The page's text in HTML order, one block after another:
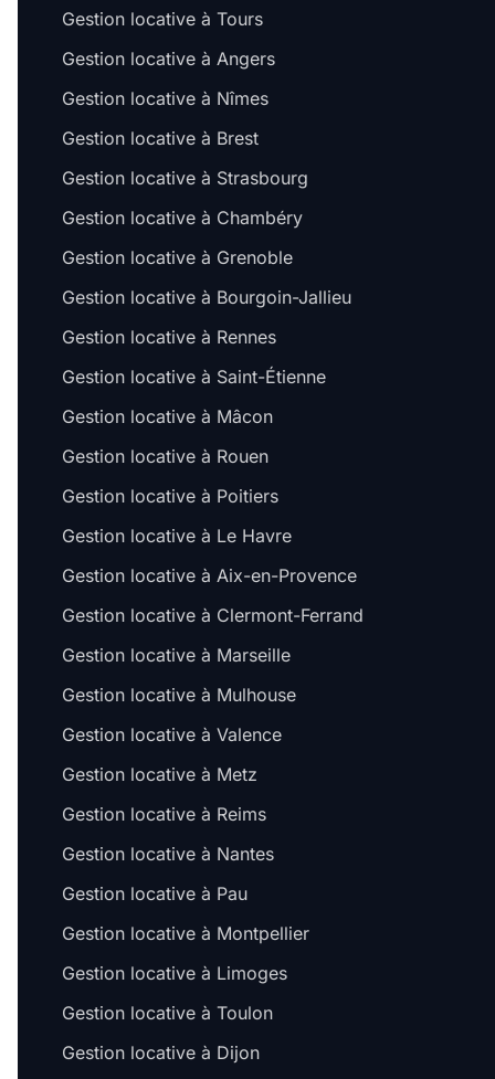
Gestion locative à Tours
Gestion locative à Angers
Gestion locative à Nîmes
Gestion locative à Brest
Gestion locative à Strasbourg
Gestion locative à Chambéry
Gestion locative à Grenoble
Gestion locative à Bourgoin-Jallieu
Gestion locative à Rennes
Gestion locative à Saint-Étienne
Gestion locative à Mâcon
Gestion locative à Rouen
Gestion locative à Poitiers
Gestion locative à Le Havre
Gestion locative à Aix-en-Provence
Gestion locative à Clermont-Ferrand
Gestion locative à Marseille
Gestion locative à Mulhouse
Gestion locative à Valence
Gestion locative à Metz
Gestion locative à Reims
Gestion locative à Nantes
Gestion locative à Pau
Gestion locative à Montpellier
Gestion locative à Limoges
Gestion locative à Toulon
Gestion locative à Dijon